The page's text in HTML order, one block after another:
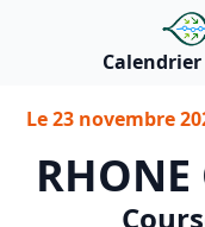
Le 23 novembre